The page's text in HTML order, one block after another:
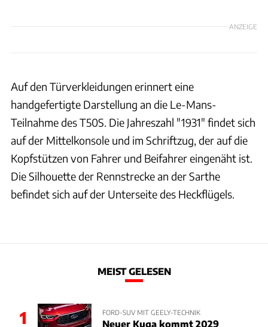
ANZEIGE
Auf den Türverkleidungen erinnert eine
handgefertigte Darstellung an die Le-Mans-
Teilnahme des T50S. Die Jahreszahl "1931" findet sich
auf der Mittelkonsole und im Schriftzug, der auf die
Kopfstützen von Fahrer und Beifahrer eingenäht ist.
Die Silhouette der Rennstrecke an der Sarthe
befindet sich auf der Unterseite des Heckflügels.
MEIST GELESEN
1 FORD-SUV MIT GEELY-TECHNIK
Neuer Kuga kommt 2029